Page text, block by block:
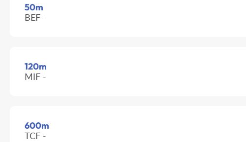
50m
BEF -
120m
MIF -
600m
TCF -